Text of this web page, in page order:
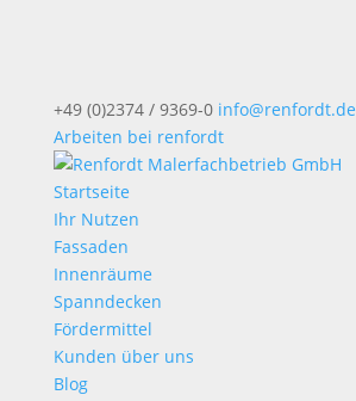
+49 (0)2374 / 9369-0 info@renfordt.de
Arbeiten bei renfordt
Startseite
Ihr Nutzen
Fassaden
Innenräume
Spanndecken
Fördermittel
Kunden über uns
Blog